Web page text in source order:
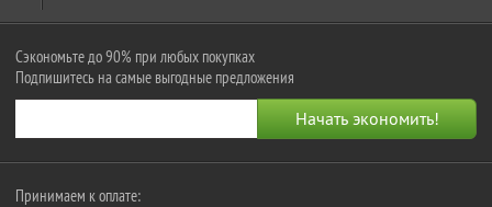
Сэкономьте до 90% при любых покупках
Подпишитесь на самые выгодные предложения
Принимаем к оплате: